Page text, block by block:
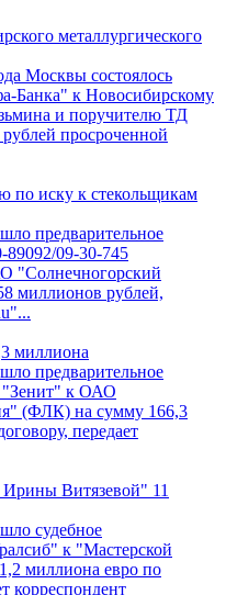
металлургического
Москвы состоялось
Банка" к Новосибирскому
и поручителю ТД
просроченной
по иску к стекольщикам
предварительное
89092/09-30-745
"Солнечногорский
миллионов рублей,
миллиона
предварительное
"Зенит" к ОАО
(ФЛК) на сумму 166,3
передает
Ирины Витязевой" 11
судебное
к "Мастерской
миллиона евро по
корреспондент